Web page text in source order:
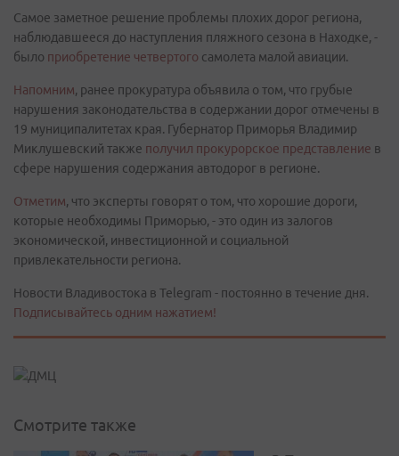
Самое заметное решение проблемы плохих дорог региона,
наблюдавшееся до наступления пляжного сезона в Находке, -
было приобретение четвертого самолета малой авиации.
Напомним, ранее прокуратура объявила о том, что грубые
нарушения законодательства в содержании дорог отмечены в
19 муниципалитетах края. Губернатор Приморья Владимир
Миклушевский также получил прокурорское представление в
сфере нарушения содержания автодорог в регионе.
Отметим, что эксперты говорят о том, что хорошие дороги,
которые необходимы Приморью, - это один из залогов
экономической, инвестиционной и социальной
привлекательности региона.
Новости Владивостока в Telegram - постоянно в течение дня.
Подписывайтесь одним нажатием!
Смотрите также